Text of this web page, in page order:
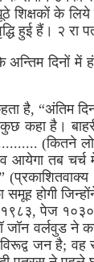
के लिये
हुई हैं। २
अन्तिम दिनों
है, “अंतिम
कहा है।
(कितने
तब चर्च
होगी
पेज
वर्लवुड ने
जन है;